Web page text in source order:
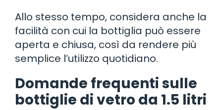
Allo stesso tempo, considera anche la
facilità con cui la bottiglia può essere
aperta e chiusa, così da rendere più
semplice l’utilizzo quotidiano.
Domande frequenti sulle
bottiglie di vetro da 1.5 litri